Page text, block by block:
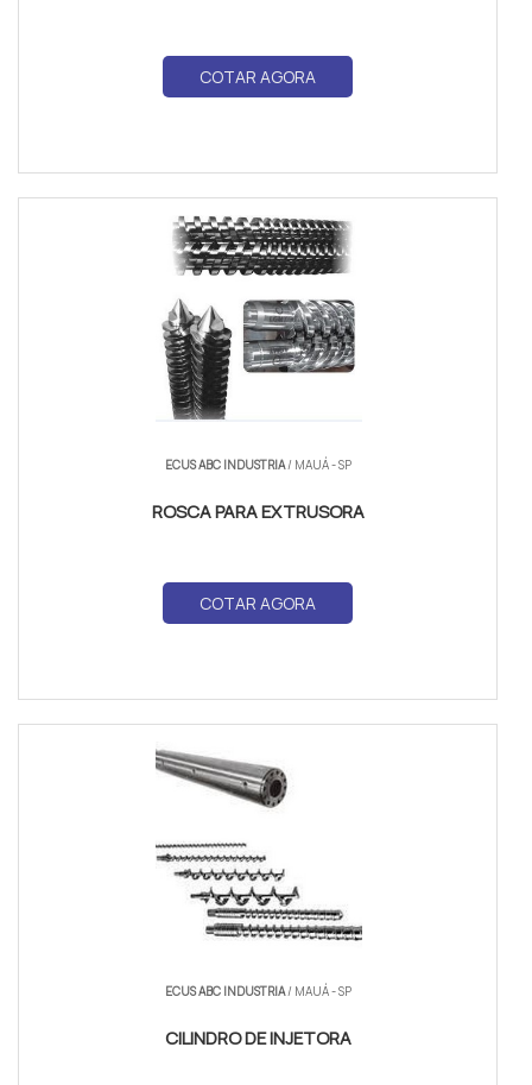
COTAR AGORA
ECUS ABC INDUSTRIA/ MAUÁ - SP
ROSCA PARA EXTRUSORA
COTAR AGORA
ECUS ABC INDUSTRIA/ MAUÁ - SP
CILINDRO DE INJETORA